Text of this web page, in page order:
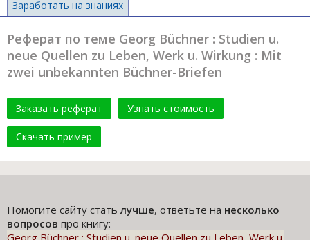
Заработать на знаниях
Реферат по теме Georg Büchner : Studien u.
neue Quellen zu Leben, Werk u. Wirkung : Mit
zwei unbekannten Büchner-Briefen
Заказать реферат Узнать стоимость
Скачать пример
Помогите сайту статьлучше, ответьте на несколько
вопросов про книгу: